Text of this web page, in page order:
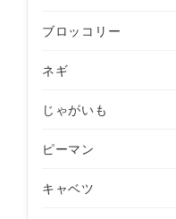
ブロッコリー
ネギ
じゃがいも
ピーマン
キャベツ